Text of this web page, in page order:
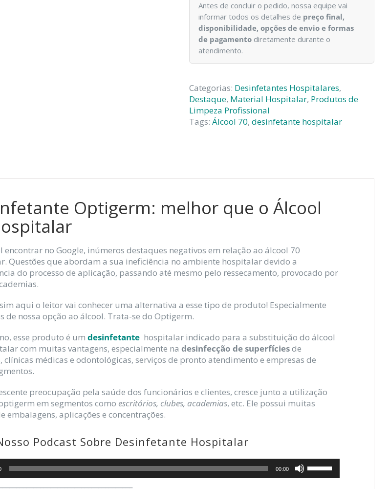
Antes de concluir o pedido, nossa equipe vai
informar todos os detalhes de preço final,
disponibilidade, opções de envio e formas
de pagamento diretamente durante o
atendimento.
Categorias: Desinfetantes Hospitalares,
Destaque, Material Hospitalar, Produtos de
Limpeza Profissional
Tags:Álcool 70,desinfetante hospitalar
Optigerm: melhor que o Álcool
encontrar no Google, inúmeros destaques negativos em relação ao álcool 70
Questões que abordam a sua ineficiência no ambiente hospitalar devido a
do processo de aplicação, passando até mesmo pelo ressecamento, provocado por
aqui o leitor vai conhecer uma alternativa a esse tipo de produto! Especialmente
de nossa opção ao álcool. Trata-se do Optigerm.
esse produto é umdesinfetante hospitalar indicado para a substituição do álcool
com muitas vantagens, especialmente nadesinfecção de superfíciesde
clínicas médicas e odontológicas, serviços de pronto atendimento e empresas de
preocupação pela saúde dos funcionários e clientes, cresce junto a utilização
em segmentos como escritórios, clubes, academias, etc. Ele possui muitas
embalagens, aplicações e concentrações.
Podcast Sobre Desinfetante Hospitalar
00:00